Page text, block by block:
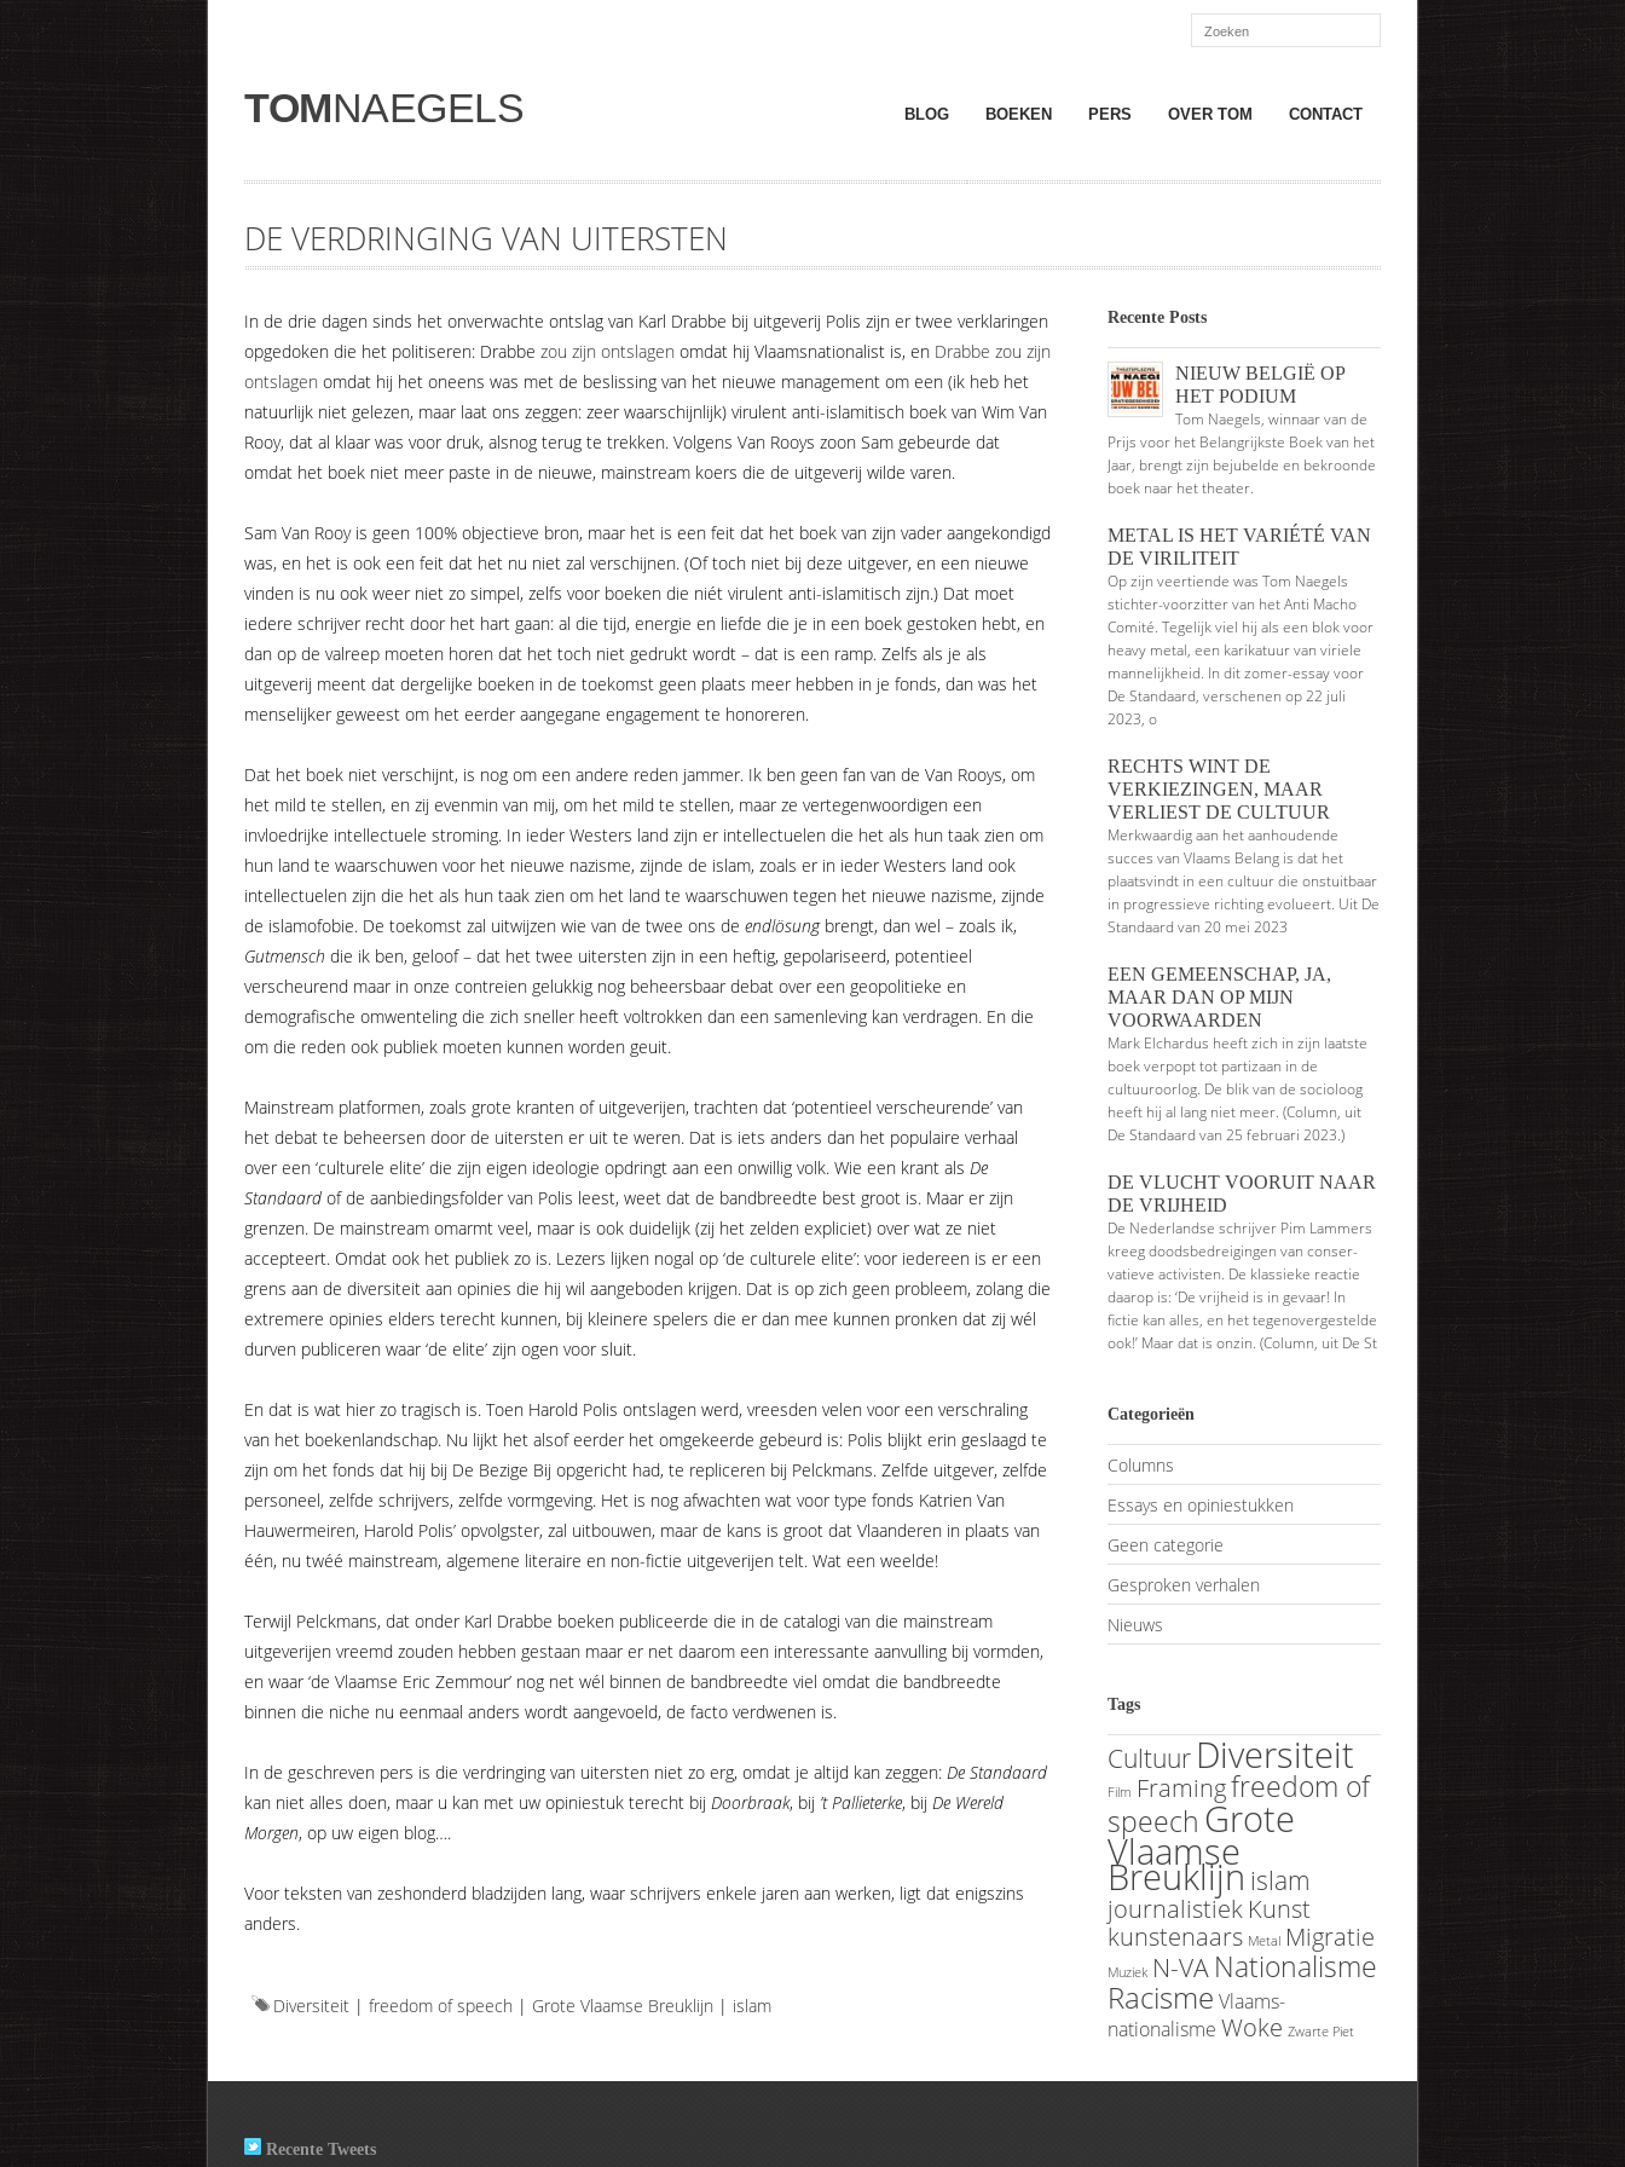
TOMNAEGELS BLOG BOEKEN PERS OVER TOM CONTACT
DE VERDRINGING VAN UITERSTEN
In de drie dagen sinds het onverwachte ontslag van Karl Drabbe bij uitgeverij Polis zijn er twee verklaringen
opgedoken die het politiseren: Drabbe zou zijn ontslagen omdat hij Vlaamsnationalist is, en Drabbe zou zijn
ontslagen omdat hij het oneens was met de beslissing van het nieuwe management om een (ik heb het
natuurlijk niet gelezen, maar laat ons zeggen: zeer waarschijnlijk) virulent anti-islamitisch boek van Wim Van
Rooy, dat al klaar was voor druk, alsnog terug te trekken. Volgens Van Rooys zoon Sam gebeurde dat
omdat het boek niet meer paste in de nieuwe, mainstream koers die de uitgeverij wilde varen.
Sam Van Rooy is geen 100% objectieve bron, maar het is een feit dat het boek van zijn vader aangekondigd
was, en het is ook een feit dat het nu niet zal verschijnen. (Of toch niet bij deze uitgever, en een nieuwe
vinden is nu ook weer niet zo simpel, zelfs voor boeken die niét virulent anti-islamitisch zijn.) Dat moet
iedere schrijver recht door het hart gaan: al die tijd, energie en liefde die je in een boek gestoken hebt, en
dan op de valreep moeten horen dat het toch niet gedrukt wordt – dat is een ramp. Zelfs als je als
uitgeverij meent dat dergelijke boeken in de toekomst geen plaats meer hebben in je fonds, dan was het
menselijker geweest om het eerder aangegane engagement te honoreren.
Dat het boek niet verschijnt, is nog om een andere reden jammer. Ik ben geen fan van de Van Rooys, om
het mild te stellen, en zij evenmin van mij, om het mild te stellen, maar ze vertegenwoordigen een
invloedrijke intellectuele stroming. In ieder Westers land zijn er intellectuelen die het als hun taak zien om
hun land te waarschuwen voor het nieuwe nazisme, zijnde de islam, zoals er in ieder Westers land ook
intellectuelen zijn die het als hun taak zien om het land te waarschuwen tegen het nieuwe nazisme, zijnde
de islamofobie. De toekomst zal uitwijzen wie van de twee ons de endlösungbrengt, dan wel – zoals ik,
Gutmensch die ik ben, geloof – dat het twee uitersten zijn in een heftig, gepolariseerd, potentieel
verscheurend maar in onze contreien gelukkig nog beheersbaar debat over een geopolitieke en
demografische omwenteling die zich sneller heeft voltrokken dan een samenleving kan verdragen. En die
om die reden ook publiek moeten kunnen worden geuit.
Mainstream platformen, zoals grote kranten of uitgeverijen, trachten dat ‘potentieel verscheurende’ van
het debat te beheersen door de uitersten er uit te weren. Dat is iets anders dan het populaire verhaal
over een ‘culturele elite’ die zijn eigen ideologie opdringt aan een onwillig volk. Wie een krant als De
Standaard of de aanbiedingsfolder van Polis leest, weet dat de bandbreedte best groot is. Maar er zijn
grenzen. De mainstream omarmt veel, maar is ook duidelijk (zij het zelden expliciet) over wat ze niet
accepteert. Omdat ook het publiek zo is. Lezers lijken nogal op ‘de culturele elite’: voor iedereen is er een
grens aan de diversiteit aan opinies die hij wil aangeboden krijgen. Dat is op zich geen probleem, zolang die
extremere opinies elders terecht kunnen, bij kleinere spelers die er dan mee kunnen pronken dat zij wél
durven publiceren waar ‘de elite’ zijn ogen voor sluit.
En dat is wat hier zo tragisch is. Toen Harold Polis ontslagen werd, vreesden velen voor een verschraling
van het boekenlandschap. Nu lijkt het alsof eerder het omgekeerde gebeurd is: Polis blijkt erin geslaagd te
zijn om het fonds dat hij bij De Bezige Bij opgericht had, te repliceren bij Pelckmans. Zelfde uitgever, zelfde
personeel, zelfde schrijvers, zelfde vormgeving. Het is nog afwachten wat voor type fonds Katrien Van
Hauwermeiren, Harold Polis’ opvolgster, zal uitbouwen, maar de kans is groot dat Vlaanderen in plaats van
één, nu twéé mainstream, algemene literaire en non-fictie uitgeverijen telt. Wat een weelde!
Terwijl Pelckmans, dat onder Karl Drabbe boeken publiceerde die in de catalogi van die mainstream
uitgeverijen vreemd zouden hebben gestaan maar er net daarom een interessante aanvulling bij vormden,
en waar ‘de Vlaamse Eric Zemmour’ nog net wél binnen de bandbreedte viel omdat die bandbreedte
binnen die niche nu eenmaal anders wordt aangevoeld, de facto verdwenen is.
In de geschreven pers is die verdringing van uitersten niet zo erg, omdat je altijd kan zeggen: De Standaard
kan niet alles doen, maar u kan met uw opiniestuk terecht bij Doorbraak, bij ’t Pallieterke, bij De Wereld
Morgen, op uw eigen blog….
Voor teksten van zeshonderd bladzijden lang, waar schrijvers enkele jaren aan werken, ligt dat enigszins
anders.
Diversiteit | freedom of speech | Grote Vlaamse Breuklijn | islam
Recente Posts
NIEUW BELGIË OP
HET PODIUM
Tom Naegels, winnaar van de
Prijs voor het Belangrijkste Boek van het
Jaar, brengt zijn bejubelde en bekroonde
boek naar het theater.
METAL IS HET VARIÉTÉ VAN
DE VIRILITEIT
Op zijn veertiende was Tom Naegels
stichter-voorzitter van het Anti Macho
Comité. Tegelijk viel hij als een blok voor
heavy metal, een karikatuur van viriele
mannelijkheid. In dit zomer-essay voor
De Standaard, verschenen op 22 juli
2023, o
RECHTS WINT DE
VERKIEZINGEN, MAAR
VERLIEST DE CULTUUR
Merkwaardig aan het aanhoudende
succes van Vlaams Belang is dat het
plaatsvindt in een cultuur die onstuitbaar
in progressieve richting evolueert. Uit De
Standaard van 20 mei 2023
EEN GEMEENSCHAP, JA,
MAAR DAN OP MIJN
VOORWAARDEN
Mark Elchardus heeft zich in zijn laatste
boek verpopt tot partizaan in de
cultuuroorlog. De blik van de socioloog
heeft hij al lang niet meer. (Column, uit
De Standaard van 25 februari 2023.)
DE VLUCHT VOORUIT NAAR
DE VRIJHEID
De Nederlandse schrijver Pim Lammers
kreeg doodsbedreigingen van conser­
vatieve activisten. De klassieke reactie
daarop is: ‘De vrijheid is in gevaar! In
fictie kan alles, en het tegenovergestelde
ook!’ Maar dat is onzin. (Column, uit De St
Categorieën
Columns
Essays en opiniestukken
Geen categorie
Gesproken verhalen
Nieuws
Tags
Cultuur Diversiteit
Film Framingfreedom of
speech Grote
Vlaamse
Breuklijn islam
journalistiek Kunst
kunstenaars Metal Migratie
Muziek N-VA Nationalisme
Racisme Vlaams-
nationalisme Woke Zwarte Piet
Recente Tweets